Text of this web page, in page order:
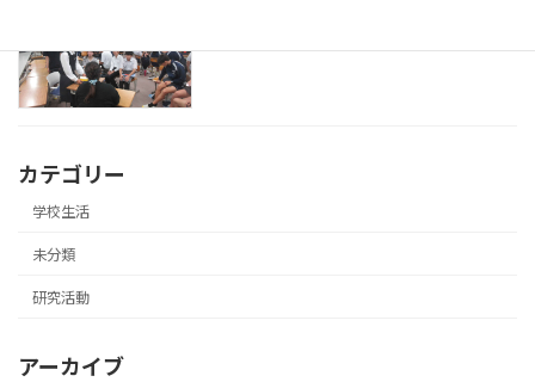
カテゴリー
学校生活
未分類
研究活動
アーカイブ